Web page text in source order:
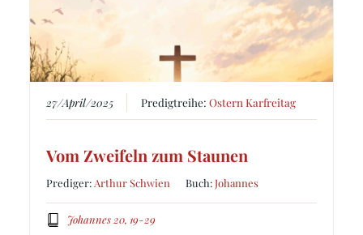
27/April/2025 Predigtreihe:Ostern Karfreitag
Vom Zweifeln zum Staunen
Prediger: Arthur Schwien Buch: Johannes
Johannes 20, 19-29